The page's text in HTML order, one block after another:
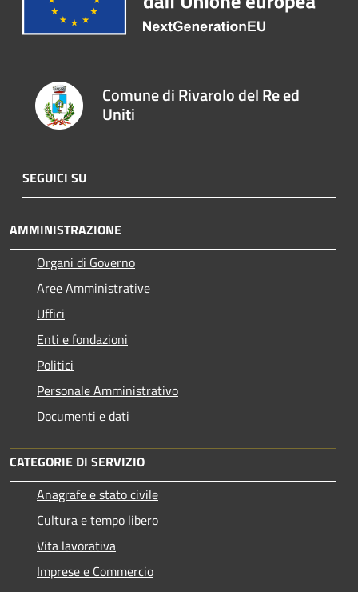
Comune di Rivarolo del Re ed
Uniti
SEGUICI SU
AMMINISTRAZIONE
Organi di Governo
Aree Amministrative
Uffici
Enti e fondazioni
Politici
Personale Amministrativo
Documenti e dati
CATEGORIE DI SERVIZIO
Anagrafe e stato civile
Cultura e tempo libero
Vita lavorativa
Imprese e Commercio